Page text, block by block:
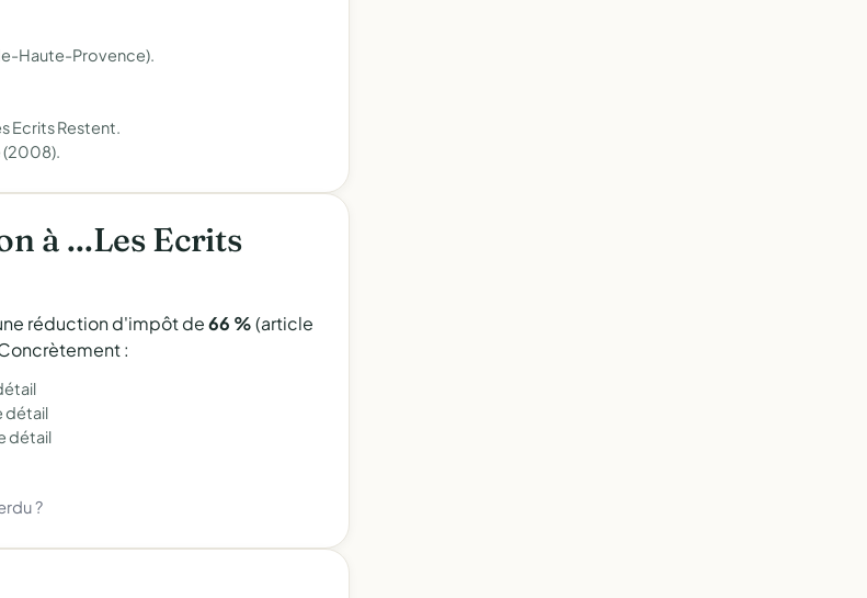
Haute-Provence).
Ecrits Restent.
(2008).
à ...Les Ecrits
réduction d'impôt de66 %(article
:
détail
détail
?